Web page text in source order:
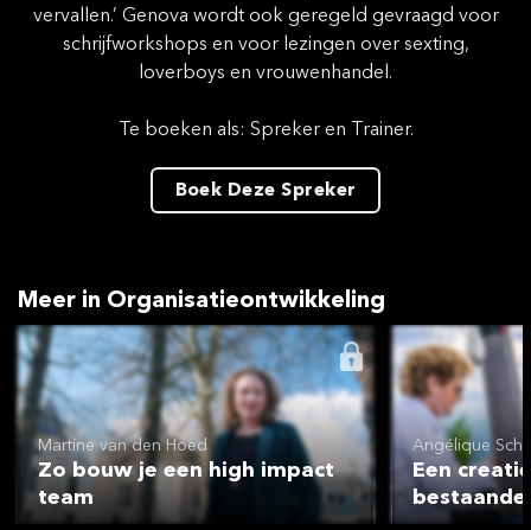
vervallen.’ Genova wordt ook geregeld gevraagd voor
schrijfworkshops en voor lezingen over sexting,
loverboys en vrouwenhandel.
Te boeken als: Spreker en Trainer.
Boek Deze Spreker
Meer in Organisatieontwikkeling
Martine van den Hoed
Zo bouw je een high impact
team
Angélique
Een